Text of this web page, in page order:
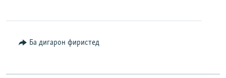
Ба дигарон фиристед